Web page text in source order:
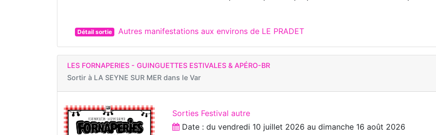
Détail sortie Autres manifestations aux environs de LE PRADET
LES FORNAPERIES - GUINGUETTES ESTIVALES & APÉRO-BR
Sortir à LA SEYNE SUR MER dans le Var
Sorties Festival autre
Date : duvendredi 10 juillet 2026 audimanche 16 août 2026